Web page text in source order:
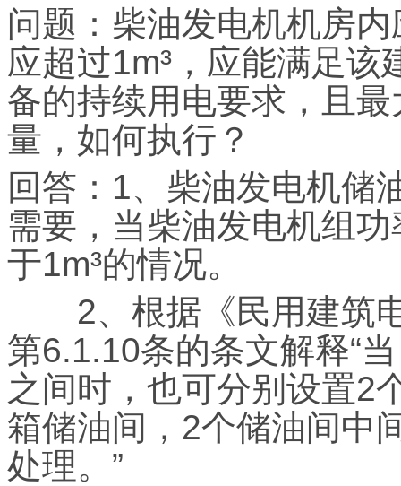
问题：柴油发电机机房
应超过1m³，应能满足
备的持续用电要求，且
量，如何执行？
回答：1、柴油发电机储
需要，当柴油发电机组
于1m³的情况。
2、根据《民用建筑电
第6.1.10条的条文解释“
之间时，也可分别设置2
箱储油间，2个储油间中
处理。”